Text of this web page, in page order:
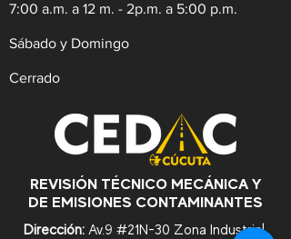
7:00 a.m. a 12 m. - 2p.m. a 5:00 p.m.
Sábado y Domingo
Cerrado
REVISIÓN TÉCNICO MECÁNICA Y
DE EMISIONES CONTAMINANTES
Dirección: Av.9 #21N-30 Zona Industrial,